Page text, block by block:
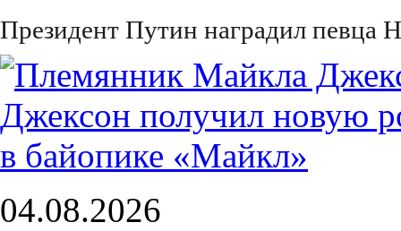
Президент Путин наградил певца
04.08.2026